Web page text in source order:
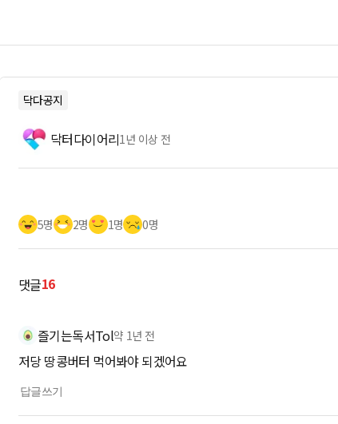
닥다공지
닥터다이어리1년 이상 전
5명 2명 1명 0명
댓글16
즐기는독서Tol약 1년 전
저당 땅콩버터 먹어봐야 되겠어요
답글쓰기